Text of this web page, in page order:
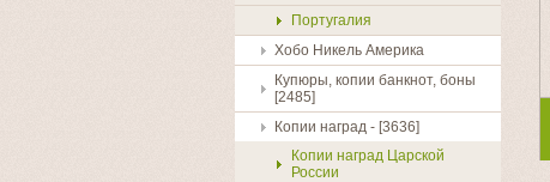
Португалия
Хобо Никель Америка
Купюры, копии банкнот, боны
[2485]
Копии наград - [3636]
Копии наград Царской
России